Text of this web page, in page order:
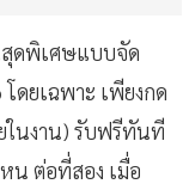
สุดพิเศษแบบจัด
ดยเฉพาะ เพียงกด
ในงาน) รับฟรีทันที
น ต่อที่สอง เมื่อ